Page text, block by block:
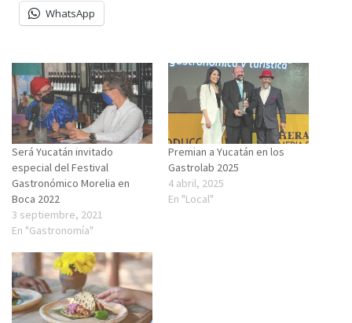
WhatsApp
Será Yucatán invitado
especial del Festival
Gastronómico Morelia en
Boca 2022
3 septiembre, 2021
En "Gastronomía"
Premian a Yucatán en los
Gastrolab 2025
4 abril, 2025
En "Local"